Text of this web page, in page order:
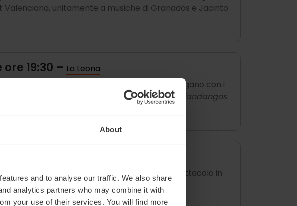
About
and to analyse our traffic. We also share
analytics partners who may combine it with
your use of their services. You will find more
Valenciana, unitamente a musiche di Granados e Jacinto
19:30 – La Leona
Nazionale di Danza 2018, e il suo corpo dialogano con i
rondeñas,bamberas
fandangos
francese, ti riporta all’infanzia con questo spettacolo in
che fondebreakdance
, jazz e danza